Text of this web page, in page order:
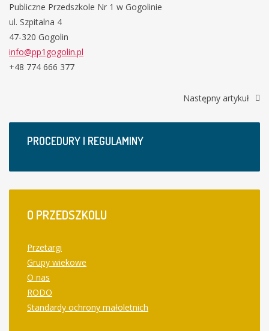
Publiczne Przedszkole Nr 1 w Gogolinie
ul. Szpitalna 4
47-320 Gogolin
info@pp1gogolin.pl
+48 774 666 377
Następny artykuł
PROCEDURY I REGULAMINY
O PRZEDSZKOLU
Przetargi
Grupy wiekowe
O nas
RODO
Standardy ochrony małoletnich